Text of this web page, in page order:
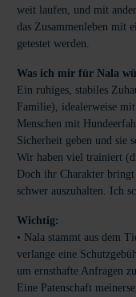
weit laufen, und mit
das Zusammenleben mit
getestet werden.
Was ich mir für Nala
Ein ruhiges, stabiles
Familie), idealerweise
Menschen mit
Sicherheit geben und sie
Wir haben viel trainiert
Doch ihr Charakter
schwer auszuhalten. Ich
Wichtig:
• Nala stammt aus dem
verlange eine
um ernsthafte Anfragen
Eine Patenschaft